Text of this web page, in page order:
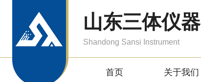
山东三体仪器
Shandong Sansi Instrument
首页 关于我们